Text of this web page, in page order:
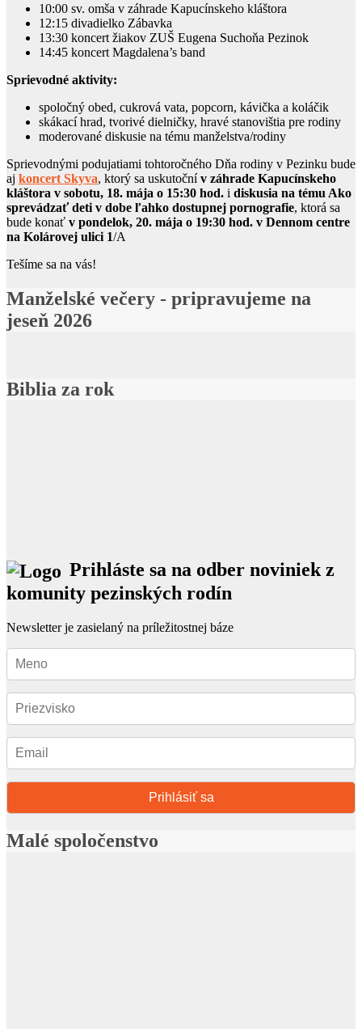
10:00 sv. omša v záhrade Kapucínskeho kláštora
12:15 divadielko Zábavka
13:30 koncert žiakov ZUŠ Eugena Suchoňa Pezinok
14:45 koncert Magdalena’s band
Sprievodné aktivity:
spoločný obed, cukrová vata, popcorn, kávička a koláčik
skákací hrad, tvorivé dielničky, hravé stanovištia pre rodiny
moderované diskusie na tému manželstva/rodiny
Sprievodnými podujatiami tohtoročného Dňa rodiny v Pezinku bude
aj koncert Skyva, ktorý sa uskutočnív záhrade Kapucínskeho
kláštora v sobotu, 18. mája o 15:30 hod. i diskusia na tému Ako
sprevádzať deti v dobe ľahko dostupnej pornografie, ktorá sa
bude konať v pondelok, 20. mája o 19:30 hod. v Dennom centre
na Kolárovej ulici 1/A
Tešíme sa na vás!
Manželské večery - pripravujeme na
jeseň 2026
Biblia za rok
Prihláste sa na odber noviniek z
komunity pezinských rodín
Newsletter je zasielaný na príležitostnej báze
Prihlásiť sa
Malé spoločenstvo